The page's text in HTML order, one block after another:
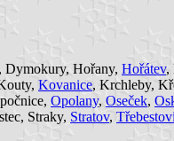
Dymokury, Hořany, Hořátev,
Kovanice, Krchleby,
Opolany, Oseček,
Straky, Stratov,